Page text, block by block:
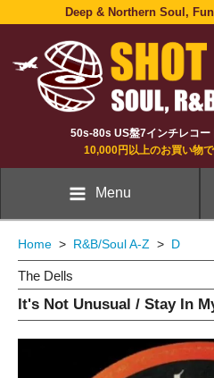
Deep & Northern Soul,
50s-80s US盤7インチレコ
10,000円以上のお買い物で
Menu
Home > R&B/Soul A-Z > D
The Dells
It's Not Unusual / Stay In